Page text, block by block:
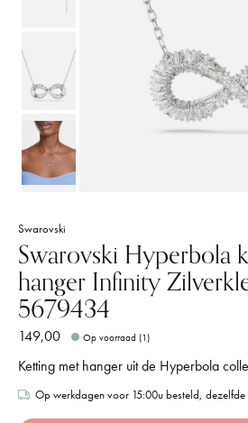
Swarovski
Swarovski Hyperbola
hanger Infinity
5679434
149,00 Op voorraad (1)
Ketting met hanger uit de Hyperbola
Op werkdagen voor 15:00u besteld,